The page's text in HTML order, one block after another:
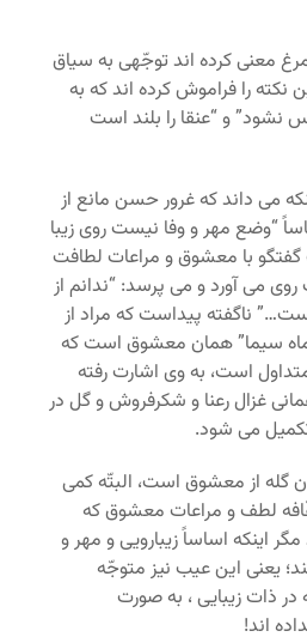
معنی کرده اند توجّهی به سیاق
نکته را فراموش کرده اند که به
نشود” و “عنقا را بلند است
می داند که غرور حسن مانع از
“وضع مهر و وفا نیست روی زیبا
گفتگو با معشوق و مراعات لطافت
می آورد و می پرسد: “ندانم از
ناگفته پیداست که مراد از
سیما” همان معشوق است که
است، به وی اشارت رفته
غزال رعنا و شکرفروش و گل در
می شود.
گله از معشوق است، البتّه کمی
لطف و مراعات معشوق که
اینکه اساساً زیبارویی و مهر و
یعنی این عیب نیز متوجّه
ذات زیبایی ، به صورت
اند!